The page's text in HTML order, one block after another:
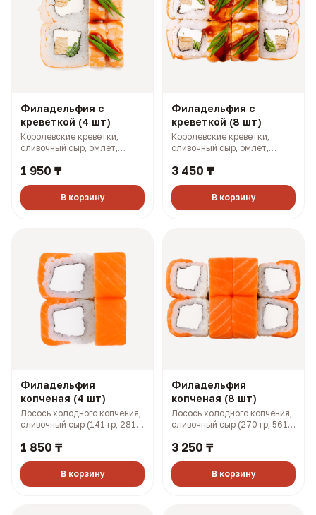
Филадельфия с
креветкой (4 шт)
Королевские креветки,
сливочный сыр, омлет,
251 ккал)
1 950 ₸
В корзину
Филадельфия с
креветкой (8 шт)
Королевские креветки,
сливочный сыр, омлет,
501 ккал)
3 450 ₸
В корзину
Филадельфия
копченая (4 шт)
Лосось холодного копчения,
сливочный сыр (141 гр, 281
1 850 ₸
В корзину
Филадельфия
копченая (8 шт)
Лосось холодного копчения,
сливочный сыр (270 гр, 561
3 250 ₸
В корзину